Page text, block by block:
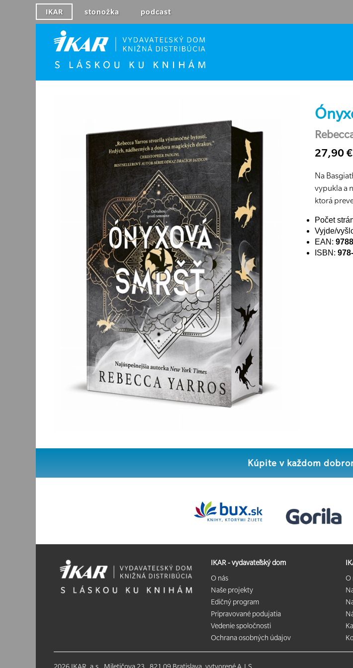
IKAR stonožka podcast
27,90 €
Na
vypukla a
ktorá
Počet
Vyjde/
EAN:
ISBN:
Kúpite v každom
IKAR - vydavateľský dom
O nás
Naše projekty
Edičný program
Pripravované podujatia
Vedenie spoločnosti
Ochrana osobných údajov
O